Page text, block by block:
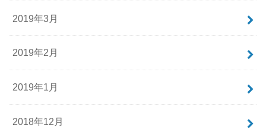
2019年3月
2019年2月
2019年1月
2018年12月